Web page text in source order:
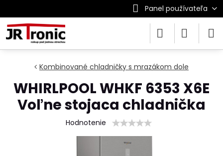
Panel používateľa
Kombinované chladničky s mrazákom dole
WHIRLPOOL WHKF 6353 X6E
Voľne stojaca chladnička
Hodnotenie